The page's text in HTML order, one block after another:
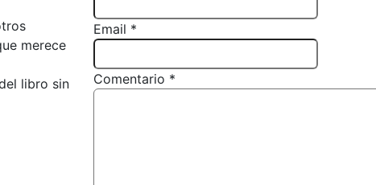
merece
libro sin
Email *
Comentario *